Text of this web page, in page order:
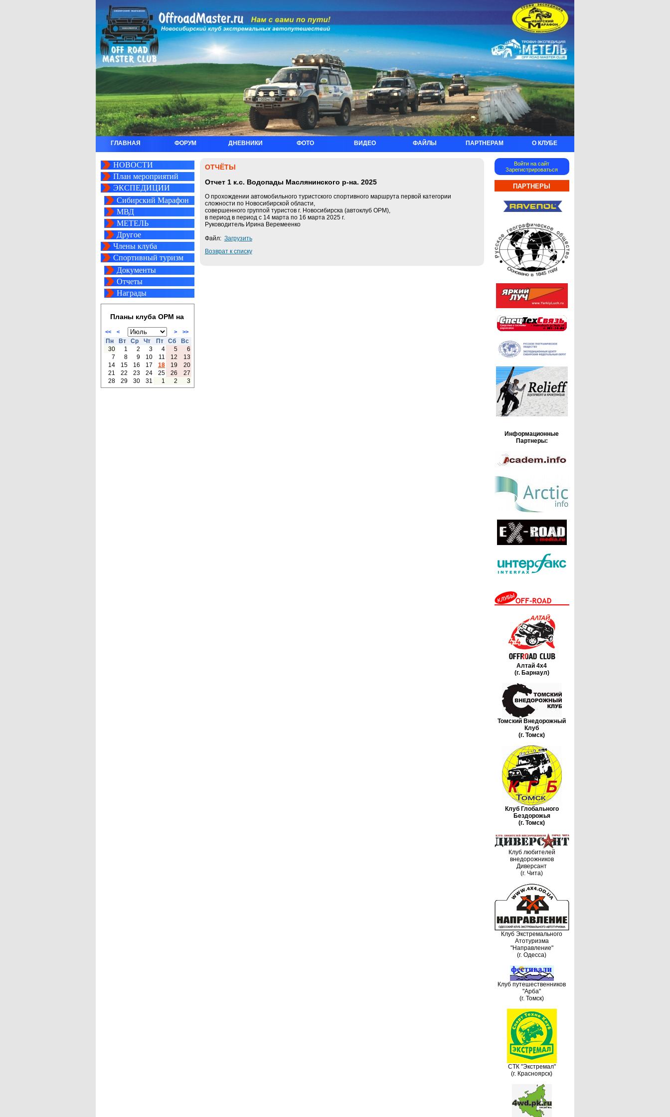
ГЛАВНАЯ ФОРУМ ДНЕВНИКИ ФОТО ВИДЕО ФАЙЛЫ ПАРТНЕРАМ О КЛУБЕ
НОВОСТИ
План мероприятий
ЭКСПЕДИЦИИ
Сибирский Марафон
МВД
МЕТЕЛЬ
Другое
Члены клуба
Спортивный туризм
Документы
Отчеты
Награды
Планы клуба ОРМ на
<< < > >>
Пн Вт Ср Чт Пт Сб
Вс
30
1 2 3 4 5
6
7
8 9 10 11 12
13
14
15 16 17 18 19
20
21
22 23 24 25 26
27
28
29 30 31 1 2 3
ОТЧЁТЫ
Отчет 1 к.с. Водопады Маслянинского р-на. 2025
О прохождении автомобильного туристского спортивного маршрута первой категории
сложности по Новосибирской области,
совершенного группой туристов г. Новосибирска (автоклуб ОРМ),
в период в период с 14 марта по 16 марта 2025 г.
Руководитель Ирина Веремеенко
Файл: Загрузить
Возврат к списку
Войти на сайт
Зарегистрироваться
ПАРТНЕРЫ
Информационные
Партнеры:
Алтай 4х4
(г. Барнаул)
Томский Внедорожный
Клуб
(г. Томск)
Клуб Глобального
Бездорожья
(г. Томск)
Клуб любителей
внедорожников
Диверсант
(г. Чита)
Клуб Экстремального
Атотуризма
"Направление"
(г. Одесса)
Клуб путешественников
"Арба"
(г. Томск)
СТК "Экстремал"
(г. Красноярск)